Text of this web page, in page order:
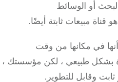
أو الوسائط
مبيعات ثابتة أيضًا.
في مكانها من وقت
طبيعي ، لكن مؤسستك ،
وقابل للتطوير.